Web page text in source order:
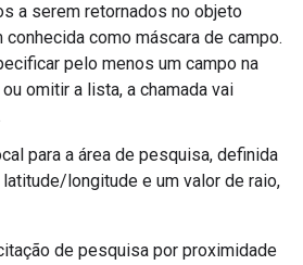
a serem retornados no objeto
conhecida como máscara de campo.
pelo menos um campo na
omitir a lista, a chamada vai
para a área de pesquisa, definida
longitude e um valor de raio,
de pesquisa por proximidade